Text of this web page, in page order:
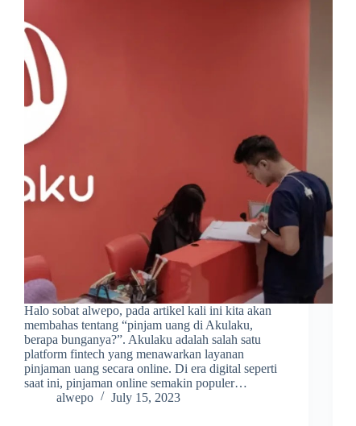
Halo sobat alwepo, pada artikel kali ini kita akan
membahas tentang “pinjam uang di Akulaku,
berapa bunganya?”. Akulaku adalah salah satu
platform fintech yang menawarkan layanan
pinjaman uang secara online. Di era digital seperti
saat ini, pinjaman online semakin populer…
alwepo
July 15, 2023